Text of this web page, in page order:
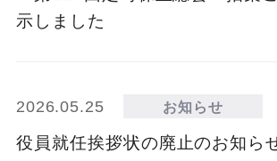
示しました
2026.05.25 お知らせ
役員就任挨拶状の廃止のお知ら